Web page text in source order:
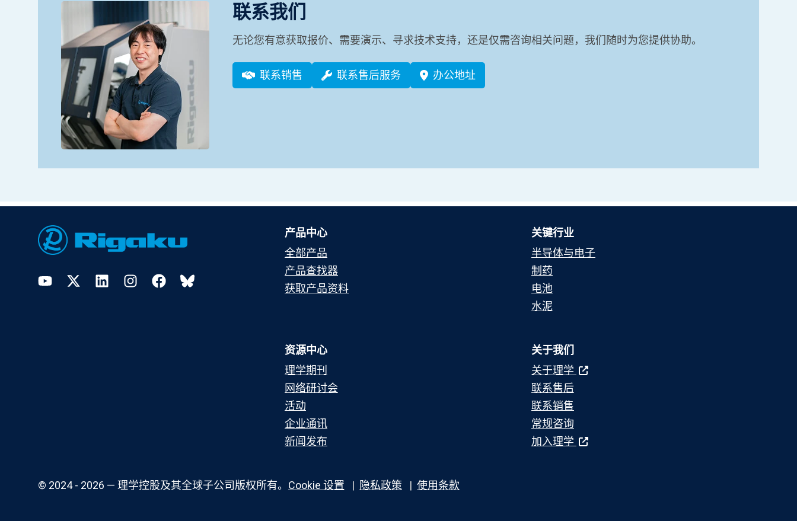
联系我们
无论您有意获取报价、需要演示、寻求技术支持，还是仅需咨询相关问题，我们随时为您提供协助。
联系销售 联系售后服务 办公地址
Footer
YouTubeTwitterLinkedInInstagramFacebookBluesky
产品中心
全部产品
产品查找器
获取产品资料
关键行业
半导体与电子
制药
电池
水泥
资源中心
理学期刊
网络研讨会
活动
企业通讯
新闻发布
关于我们
关于理学
联系售后
联系销售
常规咨询
加入理学
© 2024 - 2026 — 理学控股及其全球子公司版权所有。 Cookie 设置 隐私政策 使用条款